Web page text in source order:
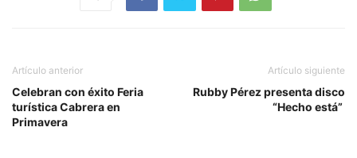
Artículo anterior
Celebran con éxito Feria
turística Cabrera en
Primavera
Artículo siguiente
Rubby Pérez presenta disco
“Hecho está”